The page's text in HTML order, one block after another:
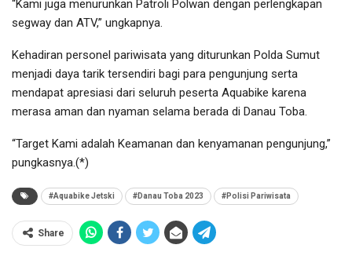
“Kami juga menurunkan Patroli Polwan dengan perlengkapan
segway dan ATV,” ungkapnya.
Kehadiran personel pariwisata yang diturunkan Polda Sumut
menjadi daya tarik tersendiri bagi para pengunjung serta
mendapat apresiasi dari seluruh peserta Aquabike karena
merasa aman dan nyaman selama berada di Danau Toba.
“Target Kami adalah Keamanan dan kenyamanan pengunjung,”
pungkasnya.(*)
#Aquabike Jetski #Danau Toba 2023 #Polisi Pariwisata
Share